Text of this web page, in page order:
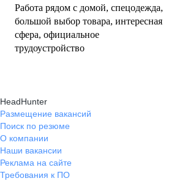
Работа рядом с домой, спецодежда,
большой выбор товара, интересная
сфера, официальное
трудоустройство
HeadHunter
Размещение вакансий
Поиск по резюме
О компании
Наши вакансии
Реклама на сайте
Требования к ПО